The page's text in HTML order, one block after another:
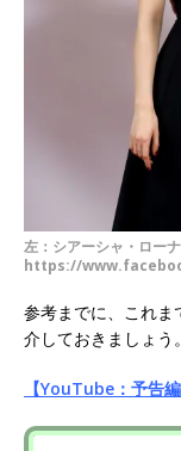
左：シアーシャ・ロー
https://
参考までに、これま
介しておきましょう。
【YouTube：予告編